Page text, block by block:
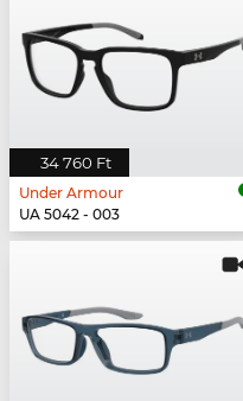
34 760 Ft
Under Armour
UA 5042 - 003